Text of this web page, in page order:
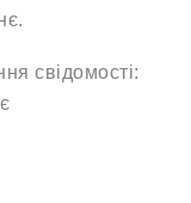
свідомості: